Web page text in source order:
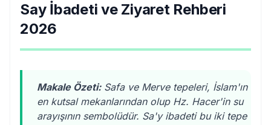
Say İbadeti ve Ziyaret Rehberi
2026
Makale Özeti:Safa ve Merve tepeleri, İslam'ın
en kutsal mekanlarından olup Hz. Hacer'in su
arayışının sembolüdür. Sa'y ibadeti bu iki tepe